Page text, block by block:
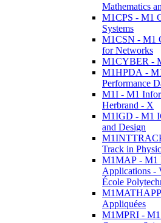
Mathematics
M1CPS - M1
Systems
M1CSN - M1
for Networks
M1CYBER -
M1HPDA -
Performance
M1I - M1
Herbrand - X
M1IGD - M1
and Design
Track in
M1MAP - M1
Applications -
École
Appliquées
M1MPRI -